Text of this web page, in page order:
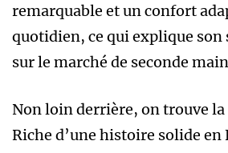
remarquable et un confort
quotidien, ce qui explique son
sur le marché de seconde
Non loin derrière, on trouve la
Riche d’une histoire solide en